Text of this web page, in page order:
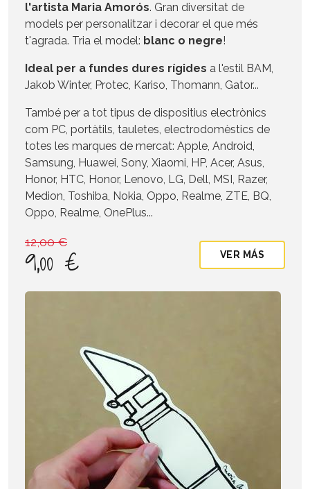
l'artista Maria Amorós. Gran diversitat de
models per personalitzar i decorar el que més
t'agrada. Tria el model: blanc o negre!
Ideal per a fundes dures rígides a l'estil BAM,
Jakob Winter, Protec, Kariso, Thomann, Gator...
També per a tot tipus de dispositius electrònics
com PC, portàtils, tauletes, electrodomèstics de
totes les marques de mercat: Apple, Android,
Samsung, Huawei, Sony, Xiaomi, HP, Acer, Asus,
Honor, HTC, Honor, Lenovo, LG, Dell, MSI, Razer,
Medion, Toshiba, Nokia, Oppo, Realme, ZTE, BQ,
Oppo, Realme, OnePlus...
12,00 €
9,00 € VER MÁS